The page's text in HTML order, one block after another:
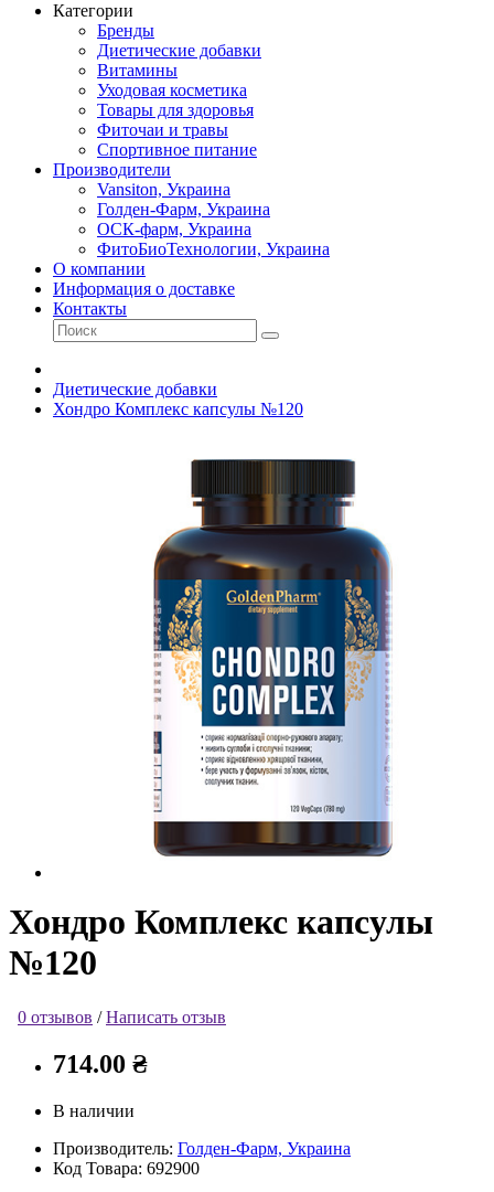
Категории
Бренды
Диетические добавки
Витамины
Уходовая косметика
Товары для здоровья
Фиточаи и травы
Спортивное питание
Производители
Vansiton, Украина
Голден-Фарм, Украина
ОСК-фарм, Украина
ФитоБиоТехнологии, Украина
О компании
Информация о доставке
Контакты
Диетические добавки
Хондро Комплекс капсулы №120
Хондро Комплекс капсулы
№120
0 отзывов /Написать отзыв
714.00 ₴
В наличии
Производитель: Голден-Фарм, Украина
Код Товара: 692900